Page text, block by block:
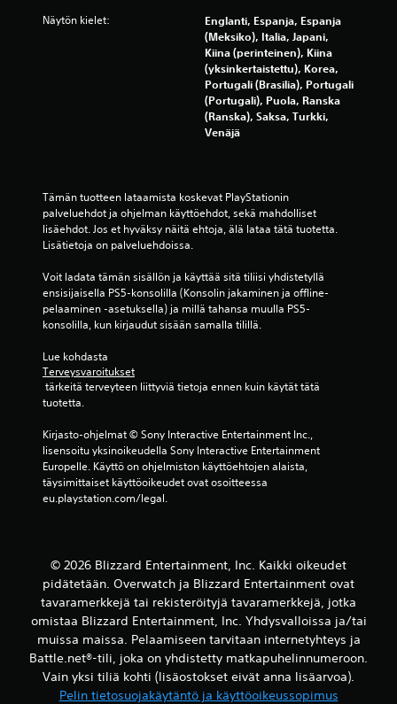
Näytön kielet:
Englanti, Espanja, Espanja
(Meksiko), Italia, Japani,
Kiina (perinteinen), Kiina
(yksinkertaistettu), Korea,
Portugali (Brasilia), Portugali
(Portugali), Puola, Ranska
(Ranska), Saksa, Turkki,
Venäjä
Tämän tuotteen lataamista koskevat PlayStationin
palveluehdot ja ohjelman käyttöehdot, sekä mahdolliset
lisäehdot. Jos et hyväksy näitä ehtoja, älä lataa tätä tuotetta.
Lisätietoja on palveluehdoissa.
Voit ladata tämän sisällön ja käyttää sitä tiliisi yhdistetyllä
ensisijaisella PS5-konsolilla (Konsolin jakaminen ja offline-
pelaaminen -asetuksella) ja millä tahansa muulla PS5-
konsolilla, kun kirjaudut sisään samalla tilillä.
Lue kohdasta
Terveysvaroitukset
tuotetta.
Kirjasto-ohjelmat © Sony Interactive Entertainment Inc.,
lisensoitu yksinoikeudella Sony Interactive Entertainment
Europelle. Käyttö on ohjelmiston käyttöehtojen alaista,
täysimittaiset käyttöoikeudet ovat osoitteessa
eu.playstation.com/legal.
© 2026 Blizzard Entertainment, Inc. Kaikki oikeudet
pidätetään. Overwatch ja Blizzard Entertainment ovat
tavaramerkkejä tai rekisteröityjä tavaramerkkejä, jotka
omistaa Blizzard Entertainment, Inc. Yhdysvalloissa ja/tai
muissa maissa. Pelaamiseen tarvitaan internetyhteys ja
Battle.net®-tili, joka on yhdistetty matkapuhelinnumeroon.
Vain yksi tiliä kohti (lisäostokset eivät anna lisäarvoa).
Pelin tietosuojakäytäntö ja käyttöoikeussopimus